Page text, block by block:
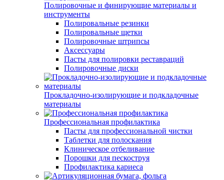
Полировочные и финирующие материалы и
инструменты
Полировальные резинки
Полировальные щетки
Полировочные штрипсы
Аксессуары
Пасты для полировки реставраций
Полировочные диски
Прокладочно-изолирующие и подкладочные
материалы
Профессиональная профилактика
Пасты для профессиональной чистки
Таблетки для полоскания
Клиническое отбеливание
Порошки для пескоструя
Профилактика кариеса